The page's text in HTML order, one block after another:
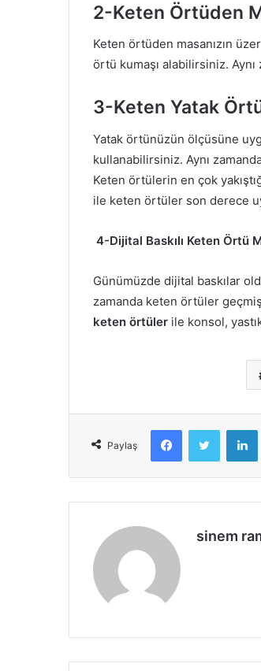
2-Keten Örtüden
Keten örtüden masanızın
örtü kumaşı alabilirsiniz. Aynı
3-Keten Yatak
Yatak örtünüzün ölçüsüne
kullanabilirsiniz. Aynı
Keten örtülerin en çok
ile keten örtüler son derece
4-Dijital Baskılı Keten Örtü
Günümüzde dijital baskılar
zamanda keten örtüler
keten örtüler ile konsol,
Paylaş
Facebook
X
sinem